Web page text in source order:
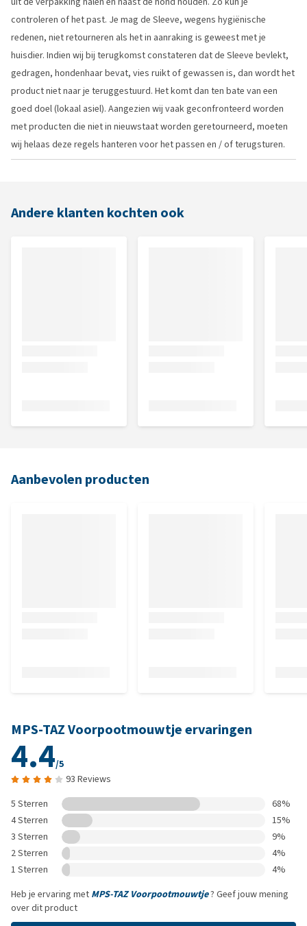
controleren of het past. Je mag de Sleeve, wegens hygiënische
redenen, niet retourneren als het in aanraking is geweest met je
huisdier. Indien wij bij terugkomst constateren dat de Sleeve bevlekt,
gedragen, hondenhaar bevat, vies ruikt of gewassen is, dan wordt het
product niet naar je teruggestuurd. Het komt dan ten bate van een
goed doel (lokaal asiel). Aangezien wij vaak geconfronteerd worden
met producten die niet in nieuwstaat worden geretourneerd, moeten
wij helaas deze regels hanteren voor het passen en / of terugsturen.
Andere klanten kochten ook
Aanbevolen producten
MPS-TAZ Voorpootmouwtje ervaringen
4.4/5
93 Reviews
5 Sterren
68%
4 Sterren
15%
3 Sterren
9%
2 Sterren
4%
1 Sterren
4%
Heb je ervaring met MPS-TAZ Voorpootmouwtje? Geef jouw mening
over dit product